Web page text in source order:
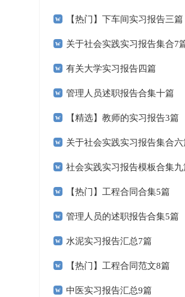
【热门】下车间实习报告三篇
关于社会实践实习报告集合7
有关大学实习报告四篇
管理人员述职报告合集十篇
【精选】教师的实习报告3篇
关于社会实践实习报告集合六
社会实践实习报告模板合集九
【热门】工程合同合集5篇
管理人员的述职报告合集5篇
水泥实习报告汇总7篇
【热门】工程合同范文8篇
中医实习报告汇总9篇